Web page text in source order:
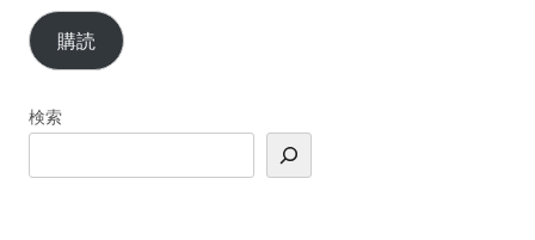
ル
ア
ド
ス
購読
検索